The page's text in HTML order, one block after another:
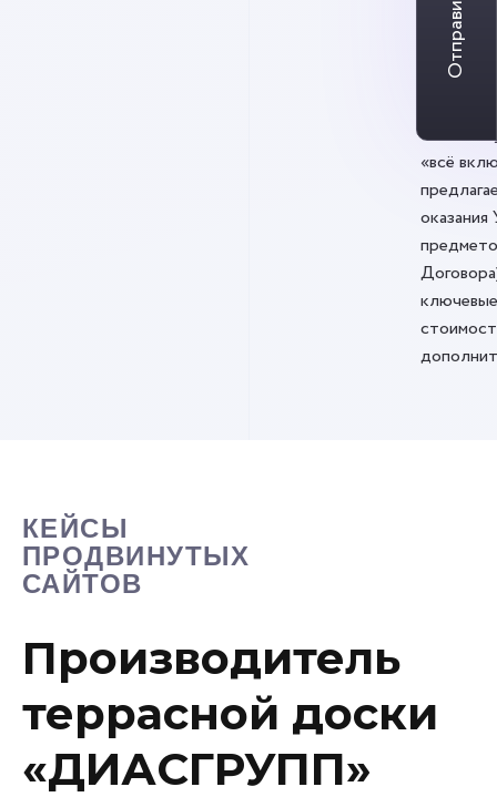
Пункт
оказание
«всё
оказания
КЕЙСЫ
ПРОДВИНУТЫХ
САЙТОВ
Производитель
террасной доски
«ДИАСГРУПП»